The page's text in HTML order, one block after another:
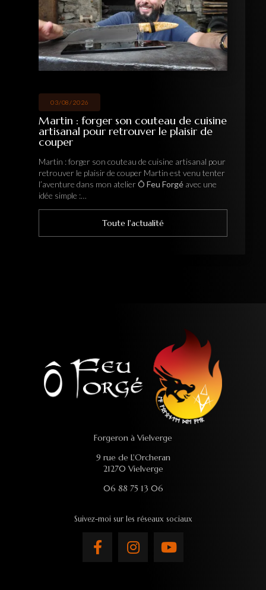
03/08/2026
Martin : forger son couteau de cuisine
artisanal pour retrouver le plaisir de
couper
Martin : forger son couteau de cuisine artisanal pour
retrouver le plaisir de couper Martin est venu tenter
l’aventure dans mon atelierÔ Feu Forgé avec une
idée simple :…
Toute l'actualité
Forgeron à Vielverge
9 rue de L'Orcheran
21270 Vielverge
06 88 75 13 06
Suivez-moi sur les réseaux sociaux